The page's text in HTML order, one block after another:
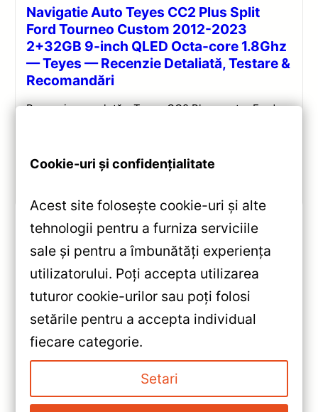
Navigatie Auto Teyes CC2 Plus Split
Ford Tourneo Custom 2012-2023
2+32GB 9-inch QLED Octa-core 1.8Ghz
— Teyes — Recenzie Detaliată, Testare &
Recomandări
Recenzie completă a Teyes CC2 Plus pentru Ford
«Navigație Auto Teyes X1 WiFi
Nissan Patrol Y62 2010-2020
— Recenzie Detaliată, Testare &
Recomandări
Navigație Auto Teyes X1 9″
pentru Nissan Patrol Y62
(2010-2020) — Recenzie
Cookie-uri și confidențialitate
Acest site folosește cookie-uri și alte
tehnologii pentru a furniza serviciile
sale și pentru a îmbunătăți experiența
utilizatorului. Poți accepta utilizarea
tuturor cookie-urilor sau poți folosi
setările pentru a accepta individual
fiecare categorie.
Setari